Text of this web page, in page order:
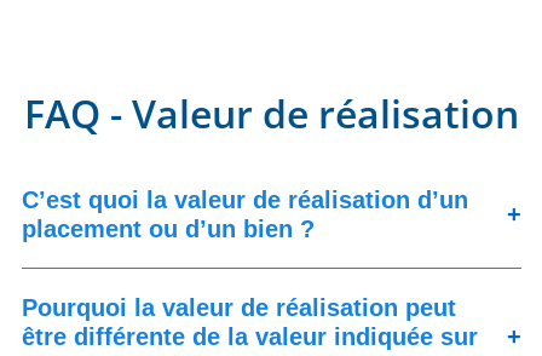
FAQ - Valeur de réalisation
C’est quoi la valeur de réalisation d’un
placement ou d’un bien ?
+
Pourquoi la valeur de réalisation peut
être différente de la valeur indiquée sur
+